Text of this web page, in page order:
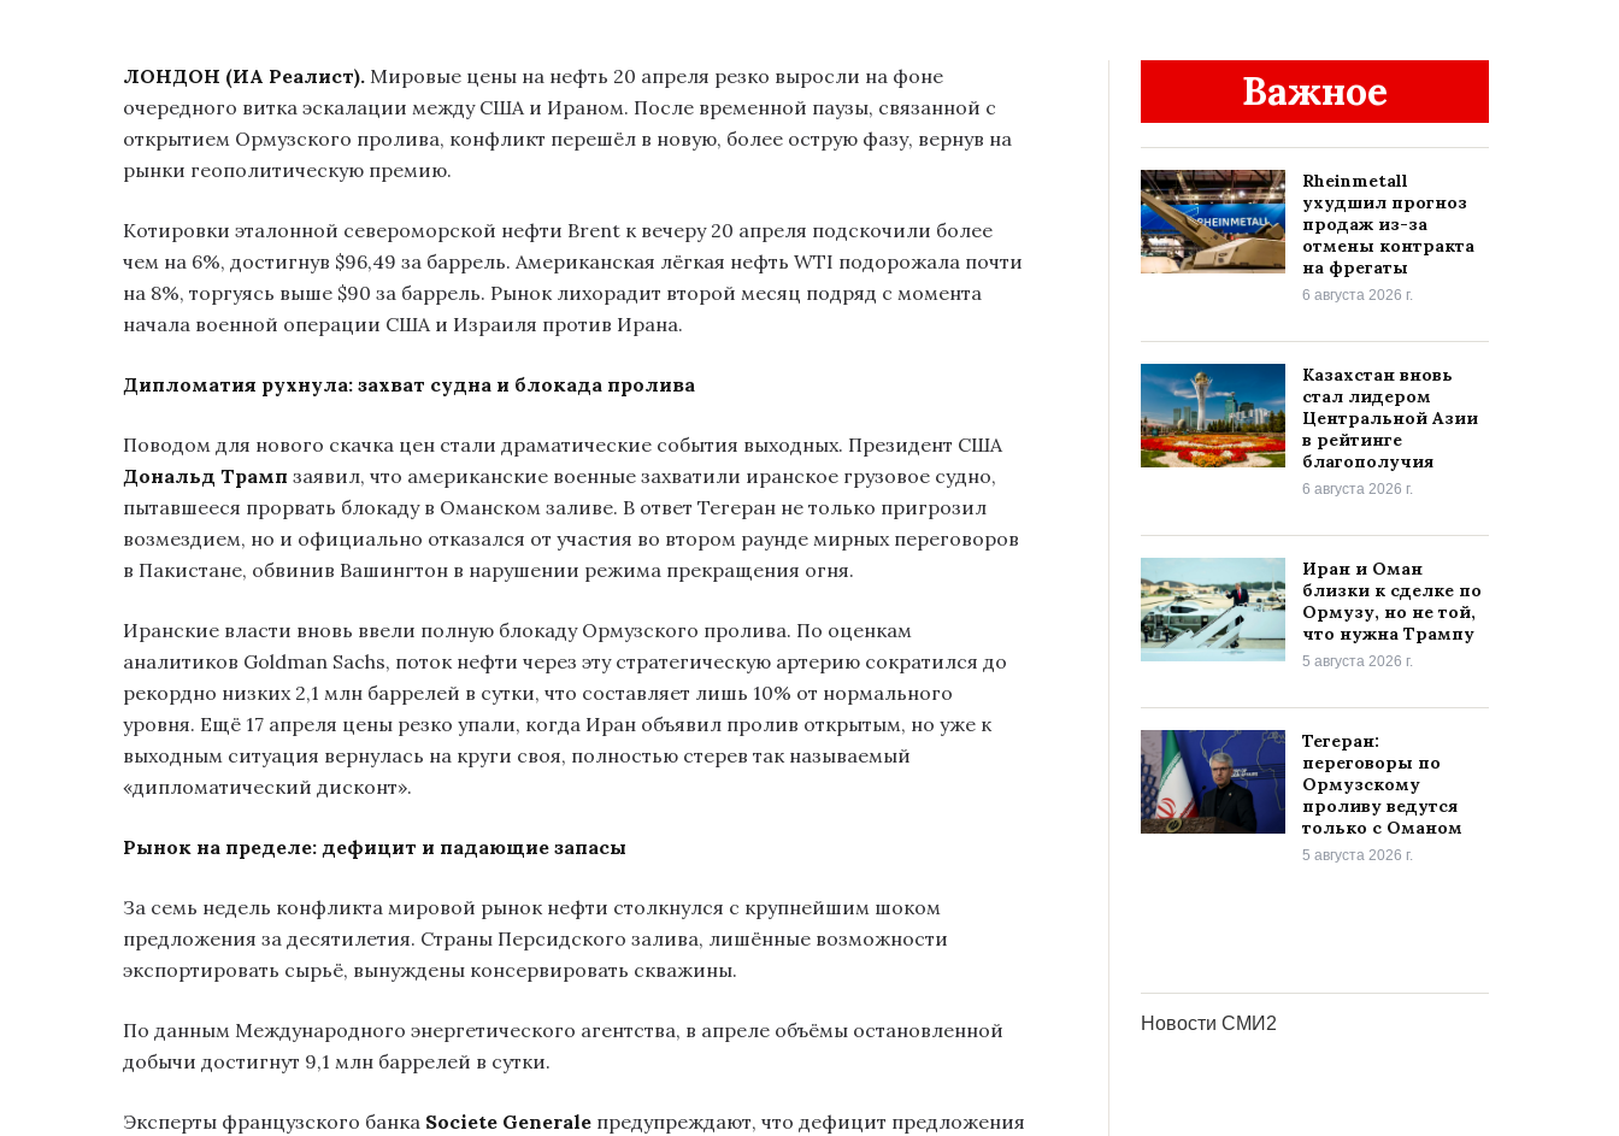
ЛОНДОН (ИА Реалист). Мировые цены на нефть 20 апреля резко выросли на фоне
очередного витка эскалации между США и Ираном. После временной паузы, связанной с
открытием Ормузского пролива, конфликт перешёл в новую, более острую фазу, вернув на
рынки геополитическую премию.
Котировки эталонной североморской нефти Brent к вечеру 20 апреля подскочили более
чем на 6%, достигнув $96,49 за баррель. Американская лёгкая нефть WTI подорожала почти
на 8%, торгуясь выше $90 за баррель. Рынок лихорадит второй месяц подряд с момента
начала военной операции США и Израиля против Ирана.
Дипломатия рухнула: захват судна и блокада пролива
Поводом для нового скачка цен стали драматические события выходных. Президент США
Дональд Трамп заявил, что американские военные захватили иранское грузовое судно,
пытавшееся прорвать блокаду в Оманском заливе. В ответ Тегеран не только пригрозил
возмездием, но и официально отказался от участия во втором раунде мирных переговоров
в Пакистане, обвинив Вашингтон в нарушении режима прекращения огня.
Иранские власти вновь ввели полную блокаду Ормузского пролива. По оценкам
аналитиков Goldman Sachs, поток нефти через эту стратегическую артерию сократился до
рекордно низких 2,1 млн баррелей в сутки, что составляет лишь 10% от нормального
уровня. Ещё 17 апреля цены резко упали, когда Иран объявил пролив открытым, но уже к
выходным ситуация вернулась на круги своя, полностью стерев так называемый
«дипломатический дисконт».
Рынок на пределе: дефицит и падающие запасы
За семь недель конфликта мировой рынок нефти столкнулся с крупнейшим шоком
предложения за десятилетия. Страны Персидского залива, лишённые возможности
экспортировать сырьё, вынуждены консервировать скважины.
По данным Международного энергетического агентства, в апреле объёмы остановленной
добычи достигнут 9,1 млн баррелей в сутки.
Эксперты французского банка Societe Generale предупреждают, что дефицит предложения
Важное
Rheinmetall
ухудшил прогноз
продаж из-за
отмены контракта
на фрегаты
6 августа 2026 г.
Казахстан вновь
стал лидером
Центральной Азии
в рейтинге
благополучия
6 августа 2026 г.
Иран и Оман
близки к сделке по
Ормузу, но не той,
что нужна Трампу
5 августа 2026 г.
Тегеран:
переговоры по
Ормузскому
проливу ведутся
только с Оманом
5 августа 2026 г.